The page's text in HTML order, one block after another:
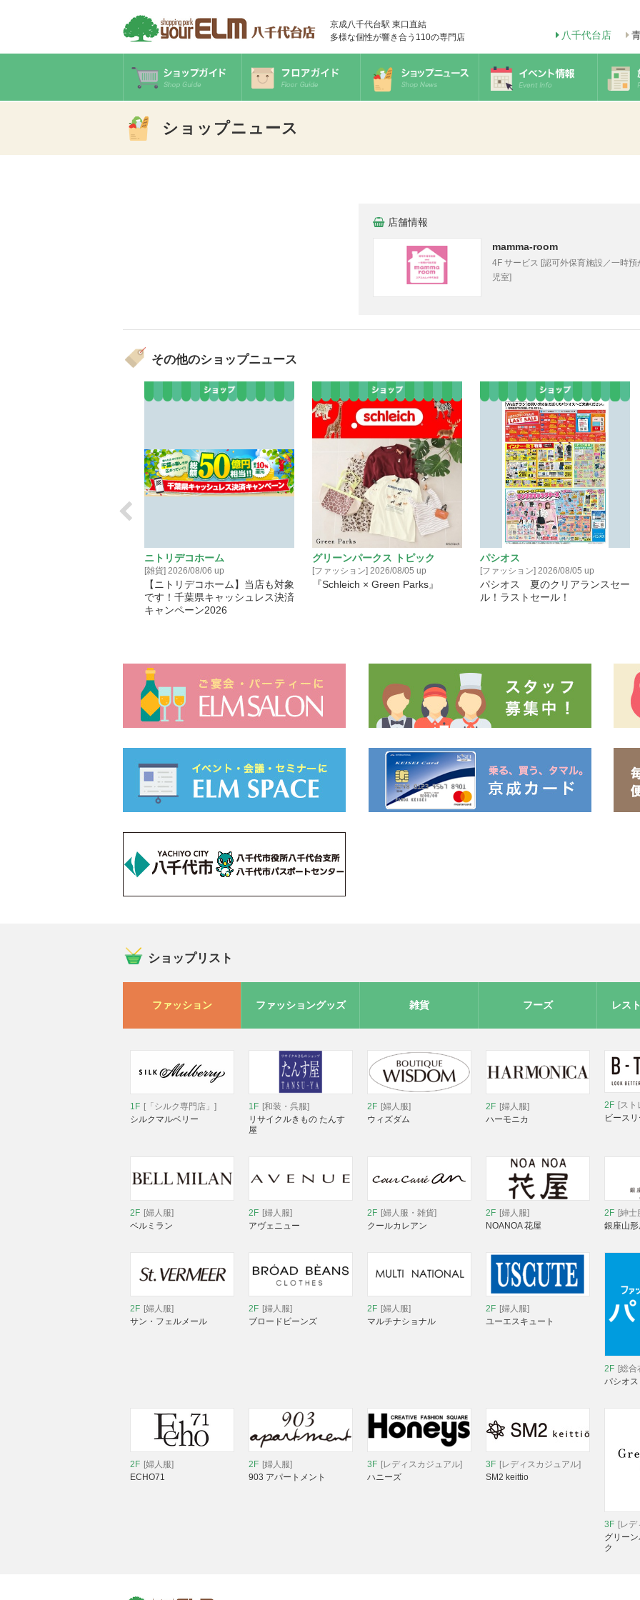
京成八千代台駅 東口直結
多様な個性が響き合う110の専門店
八千代台店
ショップニュース
店舗情報
mamma-room
4F サービス [認可外保育施設／一時預
児室]
その他のショップニュース
ニトリデコホーム
[雑貨] 2026/08/06 up
【ニトリデコホーム】当店も対象
です！千葉県キャッシュレス決済
キャンペーン2026
グリーンパークス トピック
[ファッション] 2026/08/05 up
『Schleich × Green Parks』
パシオス
[ファッション] 2026/08/05 up
パシオス 夏のクリアランスセー
ル！ラストセール！
ショップリスト
ファッション ファッショングッズ 雑貨 フーズ レス
1F [「シルク専門店」]
シルクマルベリー
1F [和装・呉服]
リサイクルきもの たんす
屋
2F [婦人服]
ウィズダム
2F [婦人服]
ハーモニカ
2F [ス
ビース
2F [婦人服]
ベルミラン
2F [婦人服]
アヴェニュー
2F [婦人服・雑貨]
クールカレアン
2F [婦人服]
NOANOA 花屋
2F [紳
銀座山
2F [婦人服]
サン・フェルメール
2F [婦人服]
ブロードビーンズ
2F [婦人服]
マルチナショナル
2F [婦人服]
ユーエスキュート
2F [総合
パシオス
2F [婦人服]
ECHO71
2F [婦人服]
903 アパートメント
3F [レディスカジュアル]
ハニーズ
3F [レディスカジュアル]
SM2 keittio
3F [レ
グリー
ク